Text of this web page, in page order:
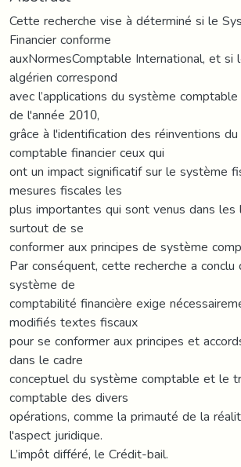
Cette recherche vise à déterminé si le
Financier conforme
auxNormesComptable International, et
algérien correspond
avec l’applications du système
de l'année 2010,
grâce à l'identification des réinventions
comptable financier ceux qui
ont un impact significatif sur le système
mesures fiscales les
plus importantes qui sont venus dans
surtout de se
conformer aux principes de système
Par conséquent, cette recherche a
système de
comptabilité financière exige
modifiés textes fiscaux
pour se conformer aux principes et
dans le cadre
conceptuel du système comptable et le
comptable des divers
opérations, comme la primauté de la
l'aspect juridique.
L’impôt différé, le Crédit-bail.